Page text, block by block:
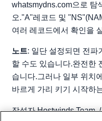
whatsmydns.com으로 탐
오."A"레코드 및
여러 레코드에서 확인을
노트: 일단 설정되면 전파
할 수도 있습니다.완전한
습니다.그러나 일부 위치
바르게 가리 키기 시작하
작성자 Hostwinds Team